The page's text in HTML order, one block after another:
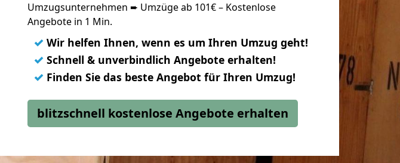
Umzugsunternehmen ➨ Umzüge ab 101€ – Kostenlose
Angebote in 1 Min.
✓ Wir helfen Ihnen, wenn es um Ihren Umzug geht!
✓ Schnell & unverbindlich Angebote erhalten!
✓ Finden Sie das beste Angebot für Ihren Umzug!
blitzschnell kostenlose Angebote erhalten